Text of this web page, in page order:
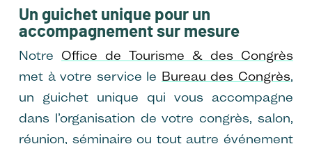
Un guichet unique pour un
accompagnement sur mesure
Notre Office de Tourisme & des Congrès
met à votre service le Bureau des Congrès,
un guichet unique qui vous accompagne
dans l’organisation de votre congrès, salon,
réunion, séminaire ou tout autre événement